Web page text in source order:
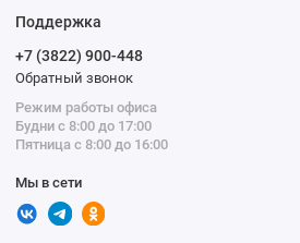
Поддержка
+7 (3822) 900-448
Обратный звонок
Режим работы офиса
Будни с 8:00 до 17:00
Пятница с 8:00 до 16:00
Мы в сети